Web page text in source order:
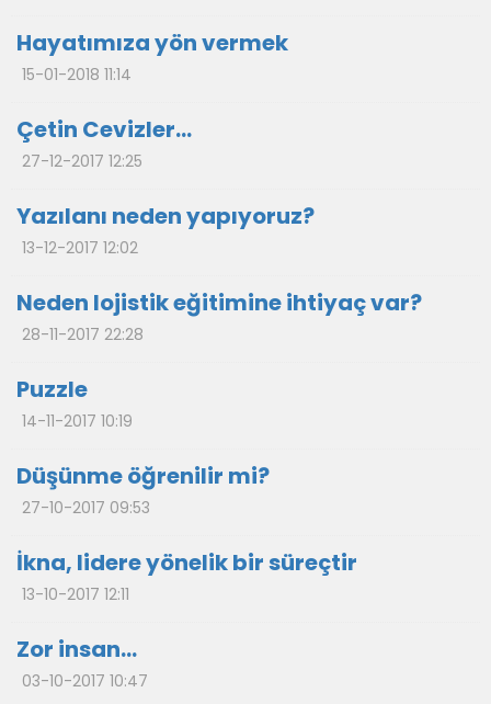
Hayatımıza yön vermek
15-01-2018 11:14
Çetin Cevizler…
27-12-2017 12:25
Yazılanı neden yapıyoruz?
13-12-2017 12:02
Neden lojistik eğitimine ihtiyaç var?
28-11-2017 22:28
Puzzle
14-11-2017 10:19
Düşünme öğrenilir mi?
27-10-2017 09:53
İkna, lidere yönelik bir süreçtir
13-10-2017 12:11
Zor insan…
03-10-2017 10:47